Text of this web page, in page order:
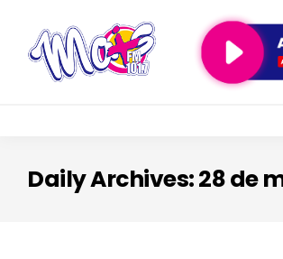
Daily Archives: 28 de